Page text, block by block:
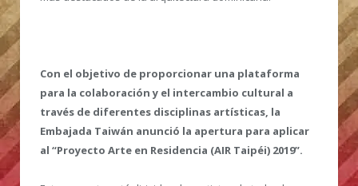
Con el objetivo de proporcionar una plataforma
para la colaboración y el intercambio cultural a
través de diferentes disciplinas artísticas, la
Embajada Taiwán anunció la apertura para aplicar
al “Proyecto Arte en Residencia (AIR Taipéi) 2019”.